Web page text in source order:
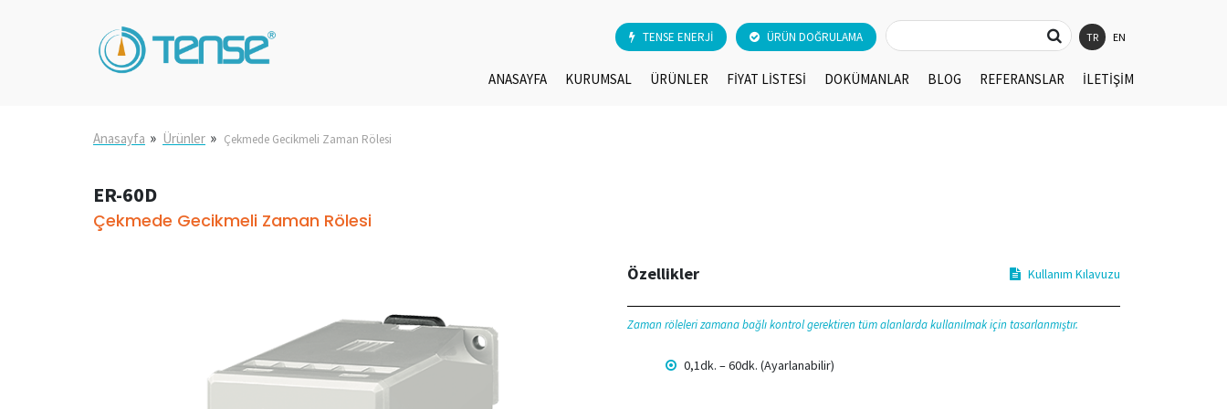
TENSE ENERJİ ÜRÜN DOĞRULAMA TR EN
ANASAYFA KURUMSAL ÜRÜNLER FİYAT LİSTESİ DOKÜMANLAR BLOG REFERANSLAR İLETİŞİM
Anasayfa » Ürünler » Çekmede Gecikmeli Zaman Rölesi
ER-60D
Çekmede Gecikmeli Zaman Rölesi
Özellikler Kullanım Kılavuzu
Zaman röleleri zamana bağlı kontrol gerektiren tüm alanlarda kullanılmak için tasarlanmıştır.
0,1dk. – 60dk. (Ayarlanabilir)